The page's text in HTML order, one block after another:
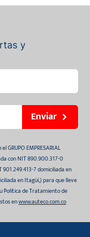
y
Enviar
EMPRESARIAL
con NIT 890.900.317-0
901.249.413-7 domiciliada en
en Itagüí,) para que lleve
Política de Tratamiento de
enwww.auteco.com.co